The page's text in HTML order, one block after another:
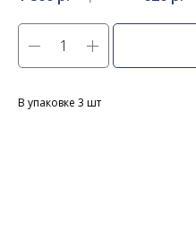
В упаковке 3 шт